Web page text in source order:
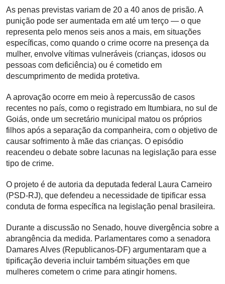
As penas previstas variam de 20 a 40 anos de prisão. A
punição pode ser aumentada em até um terço — o que
representa pelo menos seis anos a mais, em situações
específicas, como quando o crime ocorre na presença da
mulher, envolve vítimas vulneráveis (crianças, idosos ou
pessoas com deficiência) ou é cometido em
descumprimento de medida protetiva.
A aprovação ocorre em meio à repercussão de casos
recentes no país, como o registrado em Itumbiara, no sul de
Goiás, onde um secretário municipal matou os próprios
filhos após a separação da companheira, com o objetivo de
causar sofrimento à mãe das crianças. O episódio
reacendeu o debate sobre lacunas na legislação para esse
tipo de crime.
O projeto é de autoria da deputada federal Laura Carneiro
(PSD-RJ), que defendeu a necessidade de tipificar essa
conduta de forma específica na legislação penal brasileira.
Durante a discussão no Senado, houve divergência sobre a
abrangência da medida. Parlamentares como a senadora
Damares Alves (Republicanos-DF) argumentaram que a
tipificação deveria incluir também situações em que
mulheres cometem o crime para atingir homens.